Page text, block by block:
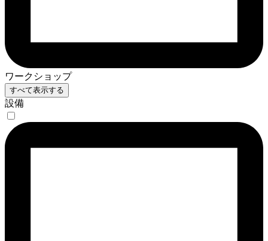
ワークショップ
すべて表示する
設備